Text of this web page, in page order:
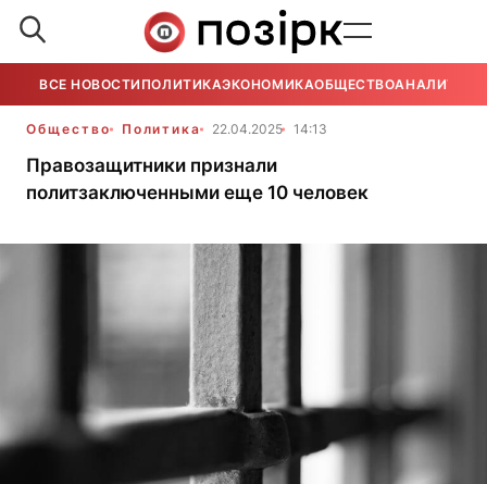
ВСЕ НОВОСТИ ПОЛИТИКАЭКОНОМИКАОБЩЕСТВОАНАЛИТИКА
Общество Политика 22.04.2025 14:13
Правозащитники признали
политзаключенными еще 10 человек